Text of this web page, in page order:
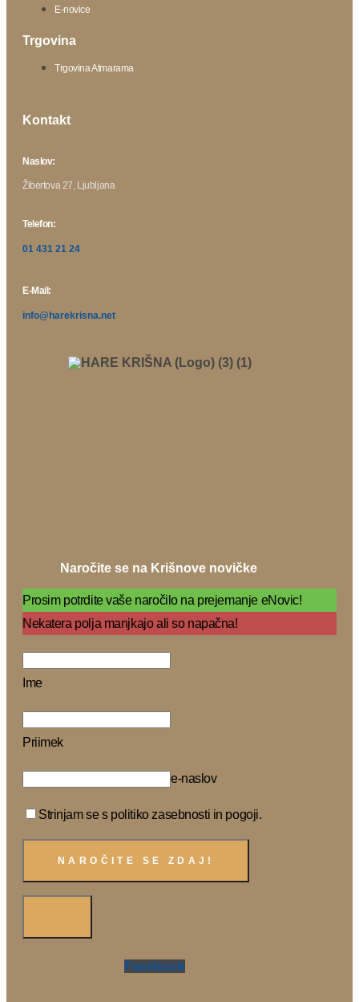
E-novice
Trgovina
Trgovina Atmarama
Kontakt
Naslov:
Žibertova 27, Ljubljana
Telefon:
01 431 21 24
E-Mail:
info@harekrisna.net
Naročite se na Krišnove novičke
Prosim potrdite vaše naročilo na prejemanje eNovic!
Nekatera polja manjkajo ali so napačna!
Ime
Priimek
e-naslov
Strinjam se s politiko zasebnosti in pogoji.
Facebook